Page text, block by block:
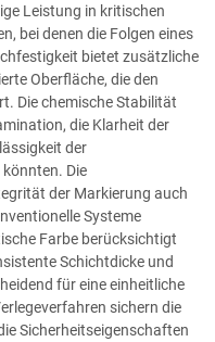
Leistung in kritischen
bei denen die Folgen eines
bietet zusätzliche
Oberfläche, die den
Die chemische Stabilität
die Klarheit der
der
Die
der Markierung auch
Systeme
Farbe berücksichtigt
Schichtdicke und
für eine einheitliche
sichern die
Sicherheitseigenschaften